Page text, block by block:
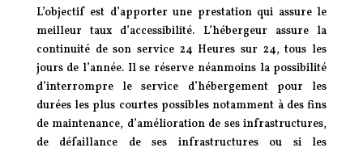
L’objectif est d’apporter une prestation qui assure le
meilleur taux d’accessibilité. L’hébergeur assure la
continuité de son service 24 Heures sur 24, tous les
jours de l’année. Il se réserve néanmoins la possibilité
d’interrompre le service d’hébergement pour les
durées les plus courtes possibles notamment à des fins
de maintenance, d’amélioration de ses infrastructures,
de défaillance de ses infrastructures ou si les